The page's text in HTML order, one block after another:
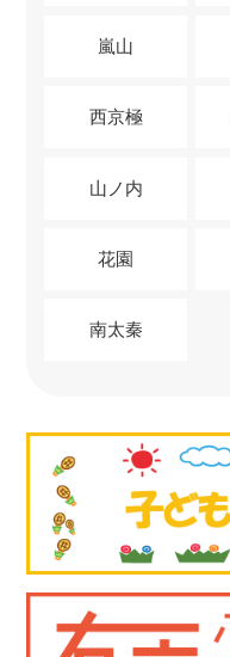
嵐山
西京極
山ノ内
花園
南太秦